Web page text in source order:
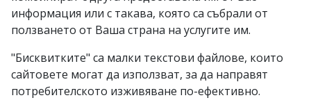
информация или с такава, която са събрали от
ползването от Ваша страна на услугите им.
"Бисквитките" са малки текстови файлове, които
сайтовете могат да използват, за да направят
потребителското изживяване по-ефективно.